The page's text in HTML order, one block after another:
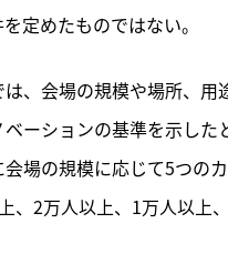
定めたものではない。
、会場の規模や場所、
ーションの基準を示し
場の規模に応じて5つの
、2万人以上、1万人以上